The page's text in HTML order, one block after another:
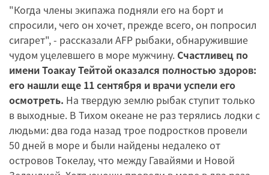
"Когда члены экипажа подняли его на борт и
спросили, чего он хочет, прежде всего, он попросил
сигарет", - рассказали AFP рыбаки, обнаружившие
чудом уцелевшего в море мужчину. Счастливец по
имени Тоакау Тейтой оказался полностью здоров:
его нашли еще 11 сентября и врачи успели его
осмотреть. На твердую землю рыбак ступит только
в выходные. В Тихом океане не раз терялись лодки с
людьми: два года назад трое подростков провели
50 дней в море и были найдены недалеко от
островов Токелау, что между Гавайями и Новой